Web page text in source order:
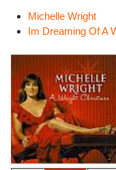
Michelle Wright
Im Dreaming Of A